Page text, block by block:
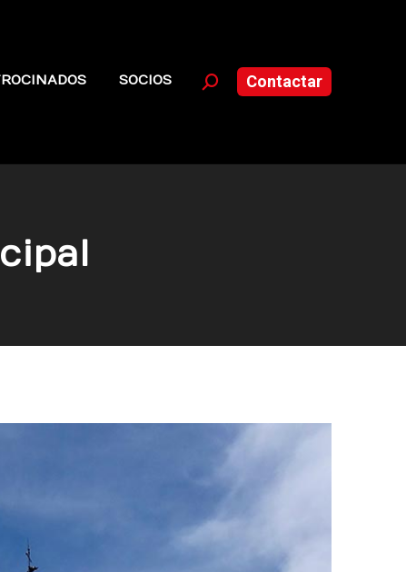
SOCIOS Buscar:Contactar